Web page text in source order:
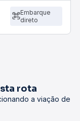
Embarque
direto
rota
a viação de